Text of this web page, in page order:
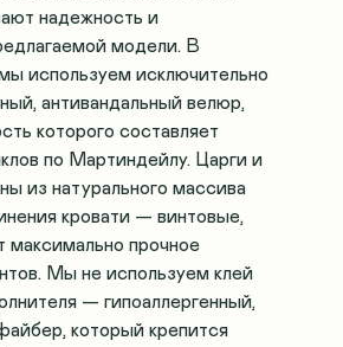
надежность и
модели. В
используем исключительно
антивандальный велюр,
которого составляет
по Мартиндейлу. Царги и
из натурального массива
кровати — винтовые,
максимально прочное
Мы не используем клей
— гипоаллергенный,
который крепится